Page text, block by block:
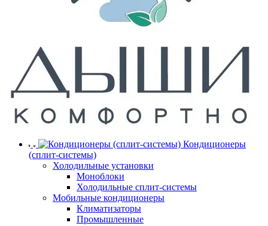
Кондиционеры
(сплит-системы)
Холодильные установки
Моноблоки
Холодильные сплит-системы
Мобильные кондиционеры
Климатизаторы
Промышленные